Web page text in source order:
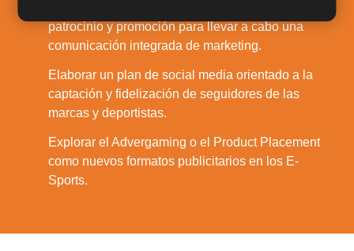
5.
patrocinio y promoción para llevar a cabo una
comunicación integrada de marketing.
Elaborar un plan de social media orientado a la
captación y fidelización de seguidores de las
marcas y deportistas.
Explorar el Advergaming o el Product Placement
como nuevos formatos publicitarios en los E-
Sports.